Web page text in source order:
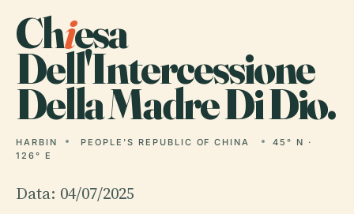
Chiesa
Dell'Intercessione
Della Madre Di Dio.
HARBIN PEOPLE'S REPUBLIC OF CHINA
45° N ·
126° E
Data: 04/07/2025